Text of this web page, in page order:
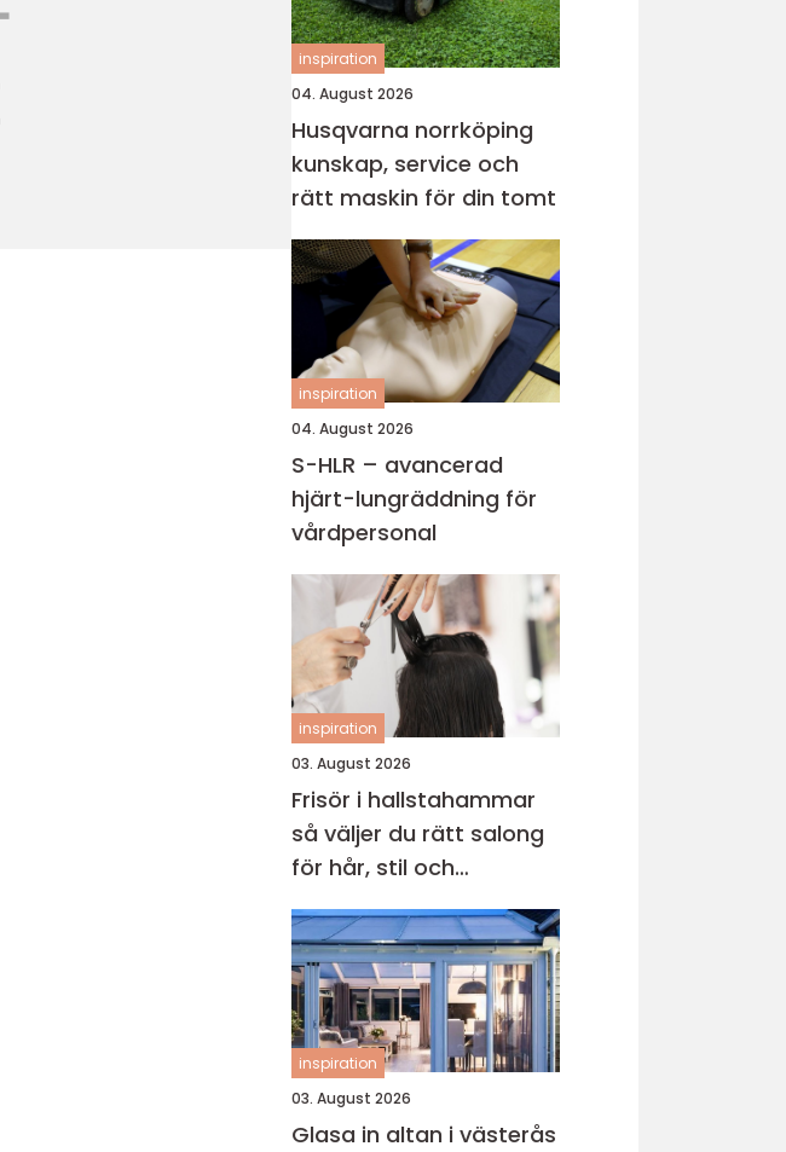
inspiration
04. August 2026
Husqvarna norrköping
kunskap, service och
rätt maskin för din tomt
inspiration
04. August 2026
S-HLR – avancerad
hjärt-lungräddning för
vårdpersonal
inspiration
03. August 2026
Frisör i hallstahammar
så väljer du rätt salong
för hår, stil och
välmående
inspiration
03. August 2026
Glasa in altan i västerås